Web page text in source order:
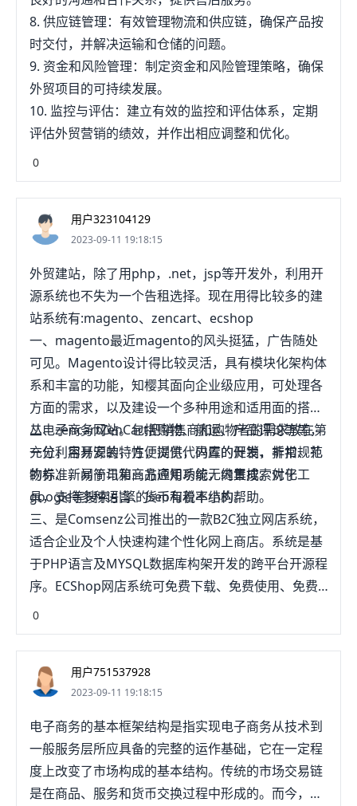
8. 供应链管理：有效管理物流和供应链，确保产品按
时交付，并解决运输和仓储的问题。
9. 资金和风险管理：制定资金和风险管理策略，确保
外贸项目的可持续发展。
10. 监控与评估：建立有效的监控和评估体系，定期
评估外贸营销的绩效，并作出相应调整和优化。
0
用户323104129
2023-09-11 19:18:15
外贸建站，除了用php，.net，jsp等开发外，利用开
源系统也不失为一个告租选择。现在用得比较多的建
站系统有:magento、zencart、ecshop
一、magento最近magento的风头挺猛，广告随处
可见。Magento设计得比较灵活，具有模块化架构体
系和丰富的功能，知樱其面向企业级应用，可处理各
方面的需求，以及建设一个多种用途和适用面的搭友
丛电子商务网站。包括购物、航运、产品评论等等，
充分利用开源的特性，提供代码库的开发，非常规范
的标准，易于与第三方应用系统无缝集成。对于
google等搜索引擎的seo有着不小的帮助。
二、zencartZenCart把销售商和购物者的需求放在第
一位，容易安装，方便浏览，内置的促销、折扣、礼
物券、新闻简讯和商品通知功能，内置搜索优化工
具，支持多种语言、货币和税率结构。
三、是Comsenz公司推出的一款B2C独立网店系统，
适合企业及个人快速构建个性化网上商店。系统是基
于PHP语言及MYSQL数据库构架开发的跨平台开源程
序。ECShop网店系统可免费下载、免费使用、免费
升级，无使用时间与功能限制。
0
用户751537928
2023-09-11 19:18:15
电子商务的基本框架结构是指实现电子商务从技术到
一般服务层所应具备的完整的运作基础，它在一定程
度上改变了市场构成的基本结构。传统的市场交易链
是在商品、服务和货币交换过程中形成的。而今，电